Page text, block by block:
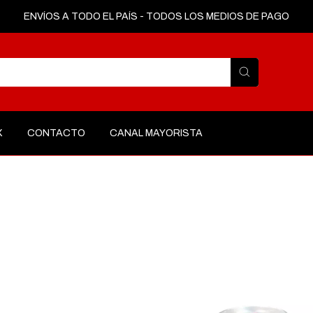
ENVÍOS A TODO EL PAÍS - TODOS LOS MEDIOS DE PAGO
CONTACTO CANAL MAYORISTA